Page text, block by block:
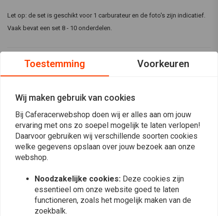
Let op: de set is geschikt voor 1 carburateur en de foto's zijn indicatief.
Vaak bevat een set 8 - 10 onderdelen.
Reviews
Plaats ook een review
Toestemming Voorkeuren
Wij maken gebruik van cookies
Bij Caferacerwebshop doen wij er alles aan om jouw
ervaring met ons zo soepel mogelijk te laten verlopen!
Daarvoor gebruiken wij verschillende soorten cookies
welke gegevens opslaan over jouw bezoek aan onze
webshop.
Noodzakelijke cookies: Deze cookies zijn
essentieel om onze website goed te laten
functioneren, zoals het mogelijk maken van de
zoekbalk.